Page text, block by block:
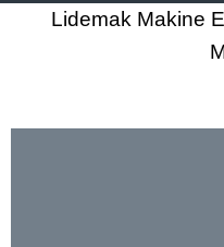
Lidemak Makine